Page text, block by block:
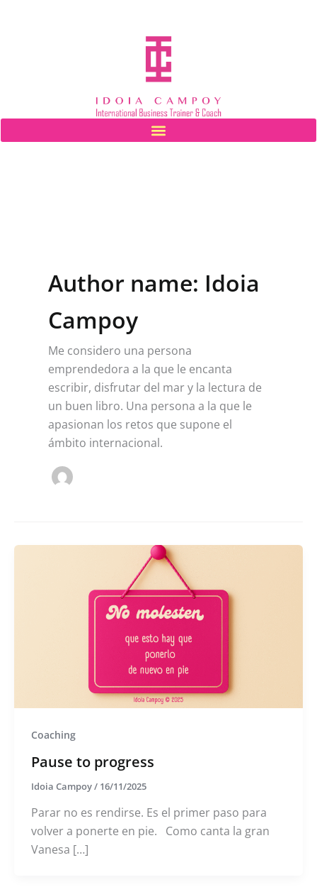
Author name: Idoia
Campoy
Me considero una persona
emprendedora a la que le encanta
escribir, disfrutar del mar y la lectura de
un buen libro. Una persona a la que le
apasionan los retos que supone el
ámbito internacional.
Coaching
Pause to progress
Idoia Campoy/ 16/11/2025
Parar no es rendirse. Es el primer paso para
volver a ponerte en pie. Como canta la gran
Vanesa […]